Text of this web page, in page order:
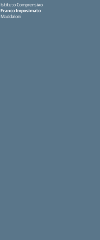
Istituto Comprensivo
Franco Imposimato
Maddaloni